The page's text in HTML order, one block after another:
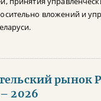
вложений и
рынок
2026